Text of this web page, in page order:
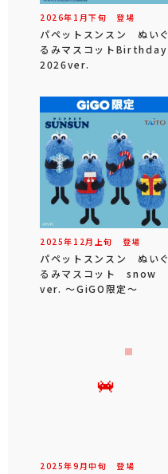
2026年 1 月下旬 登場
パペットスンスン ぬいぐ
るみマスコットBirthday
2026ver.
2025年 12 月 上旬 登場
パペットスンスン ぬいぐ
るみマスコット snow
ver. ～GiGO限定～
2025年9 月中旬 登場